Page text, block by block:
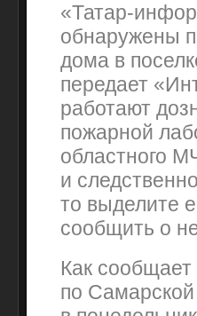
«Татар-
обнаружены
дома в
передает
работают
пожарной
областного
и
то выделите
сообщить о
Как
по